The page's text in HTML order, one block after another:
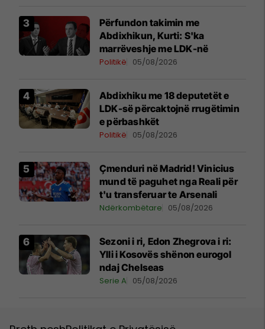
Përfundon takimin me
Abdixhikun, Kurti: S'ka
marrëveshje me LDK-në
Politikë 05/08/2026
Abdixhiku me 18 deputetët e
LDK-së përcaktojnë rrugëtimin
e përbashkët
Politikë 05/08/2026
Çmenduri në Madrid! Vinicius
mund të paguhet nga Reali për
t'u transferuar te Arsenali
Ndërkombëtare 05/08/2026
Sezoni i ri, Edon Zhegrova i ri:
Ylli i Kosovës shënon eurogol
ndaj Chelseas
Serie A 05/08/2026